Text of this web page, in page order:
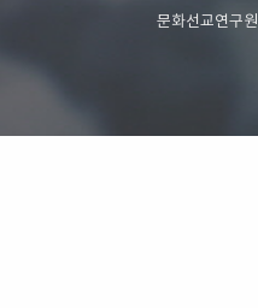
문화선교연구원